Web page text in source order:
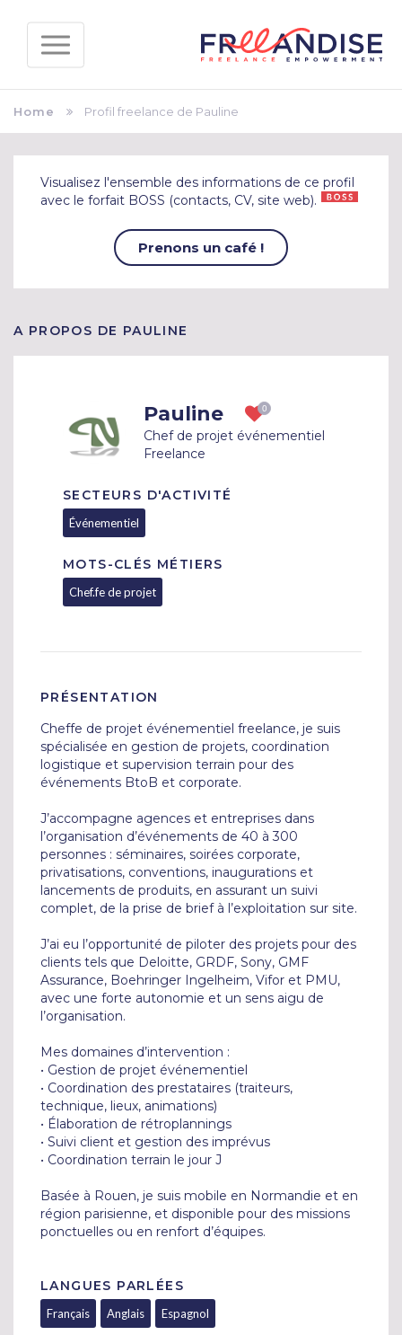
Home Profil freelance de Pauline
Visualisez l'ensemble des informations de ce profil
avec le forfait BOSS (contacts, CV, site web).
Prenons un café !
A PROPOS DE PAULINE
Pauline
Chef de projet événementiel
Freelance
SECTEURS D'ACTIVITÉ
Événementiel
MOTS-CLÉS MÉTIERS
Chef.fe de projet
PRÉSENTATION
Cheffe de projet événementiel freelance, je suis
spécialisée en gestion de projets, coordination
logistique et supervision terrain pour des
événements BtoB et corporate.
J’accompagne agences et entreprises dans
l’organisation d’événements de 40 à 300
personnes : séminaires, soirées corporate,
privatisations, conventions, inaugurations et
lancements de produits, en assurant un suivi
complet, de la prise de brief à l’exploitation sur site.
J’ai eu l’opportunité de piloter des projets pour des
clients tels que Deloitte, GRDF, Sony, GMF
Assurance, Boehringer Ingelheim, Vifor et PMU,
avec une forte autonomie et un sens aigu de
l’organisation.
Mes domaines d’intervention :
• Gestion de projet événementiel
• Coordination des prestataires (traiteurs,
technique, lieux, animations)
• Élaboration de rétroplannings
• Suivi client et gestion des imprévus
• Coordination terrain le jour J
Basée à Rouen, je suis mobile en Normandie et en
région parisienne, et disponible pour des missions
ponctuelles ou en renfort d’équipes.
LANGUES PARLÉES
Français Anglais Espagnol